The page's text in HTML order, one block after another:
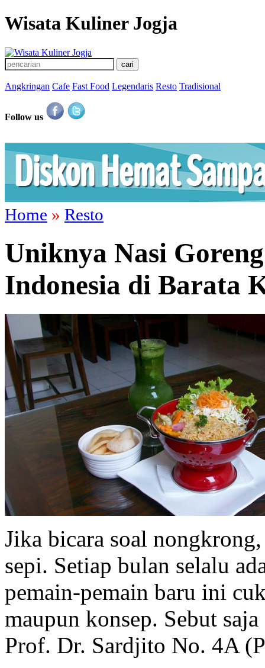
Wisata Kuliner Jogja
Angkringan Cafe Fast Food Legendaris Resto Tradisional
Follow us
Home » Resto
Uniknya Nasi
Indonesia di Barata
Jika bicara soal
sepi. Setiap bulan selalu
pemain-pemain baru ini
maupun konsep. Sebut
Prof. Dr. Sardjito No. 4A